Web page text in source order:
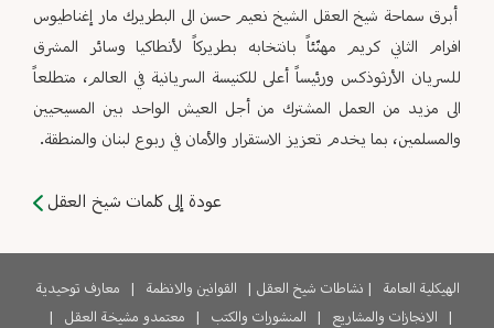
أبرق سماحة شيخ العقل الشيخ نعيم حسن الى البطريرك مار إغناطيوس
افرام الثاني كريم مهنّئاً بانتخابه بطريركاً لأنطاكيا وسائر المشرق
للسريان الأرثوذكس ورئيساً أعلى للكنيسة السريانية في العالم، متطلعاً
الى مزيد من العمل المشترك من أجل العيش الواحد بين المسيحيين
والمسلمين، بما يخدم تعزيز الاستقرار والأمان في ربوع لبنان والمنطقة.
عودة إلى كلمات شيخ العقل
الهيكلية العامة | نشاطات شيخ العقل | القوانين والانظمة |
معارف توحيدية
|
الانجازات والمشاريع | المنشورات والكتب | معتمدو مشيخة العقل |